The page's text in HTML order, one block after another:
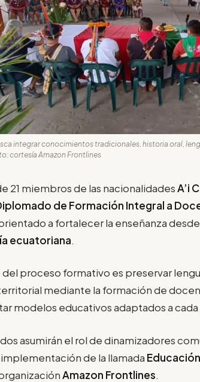
integrar conocimientos tradicionales, historia oral,
cortesía Amazon Frontlines
21 miembros de las nacionalidadesA’i
de Formación Integral a
a fortalecer la enseñanza
ecuatoriana.
proceso formativo es preservar
mediante la formación de
modelos educativos adaptados a
asumirán el rol de dinamizadores
implementación de la llamada
Amazon Frontlines.